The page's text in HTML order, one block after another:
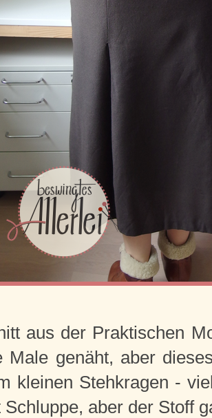
aus der Praktischen
Male genäht, aber
kleinen Stehkragen -
Schluppe, aber der Stoff